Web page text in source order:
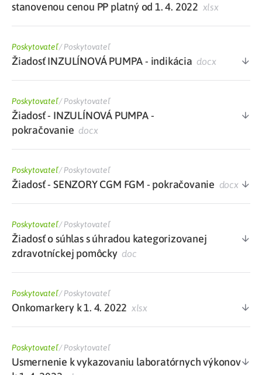
stanovenou cenou PP platný od 1. 4. 2022 xlsx
Poskytovateľ/Poskytovateľ
Žiadosť INZULÍNOVÁ PUMPA - indikácia docx
Poskytovateľ/Poskytovateľ
Žiadosť - INZULÍNOVÁ PUMPA -
pokračovanie docx
Poskytovateľ/Poskytovateľ
Žiadosť - SENZORY CGM FGM - pokračovanie docx
Poskytovateľ/Poskytovateľ
Žiadosť o súhlas s úhradou kategorizovanej
zdravotníckej pomôckydoc
Poskytovateľ/Poskytovateľ
Onkomarkery k 1. 4. 2022 xlsx
Poskytovateľ/Poskytovateľ
Usmernenie k vykazovaniu laboratórnych výkonov